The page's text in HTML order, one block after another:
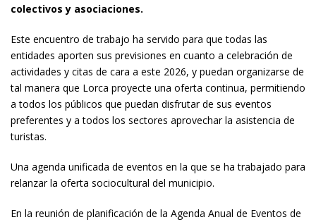
colectivos y asociaciones.
Este encuentro de trabajo ha servido para que todas las
entidades aporten sus previsiones en cuanto a celebración de
actividades y citas de cara a este 2026, y puedan organizarse de
tal manera que Lorca proyecte una oferta continua, permitiendo
a todos los públicos que puedan disfrutar de sus eventos
preferentes y a todos los sectores aprovechar la asistencia de
turistas.
Una agenda unificada de eventos en la que se ha trabajado para
relanzar la oferta sociocultural del municipio.
En la reunión de planificación de la Agenda Anual de Eventos de